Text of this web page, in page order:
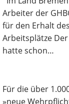
Arbeiter der
für den Erhalt
Arbeitsplätze
hatte schon…
Für die über
»neue